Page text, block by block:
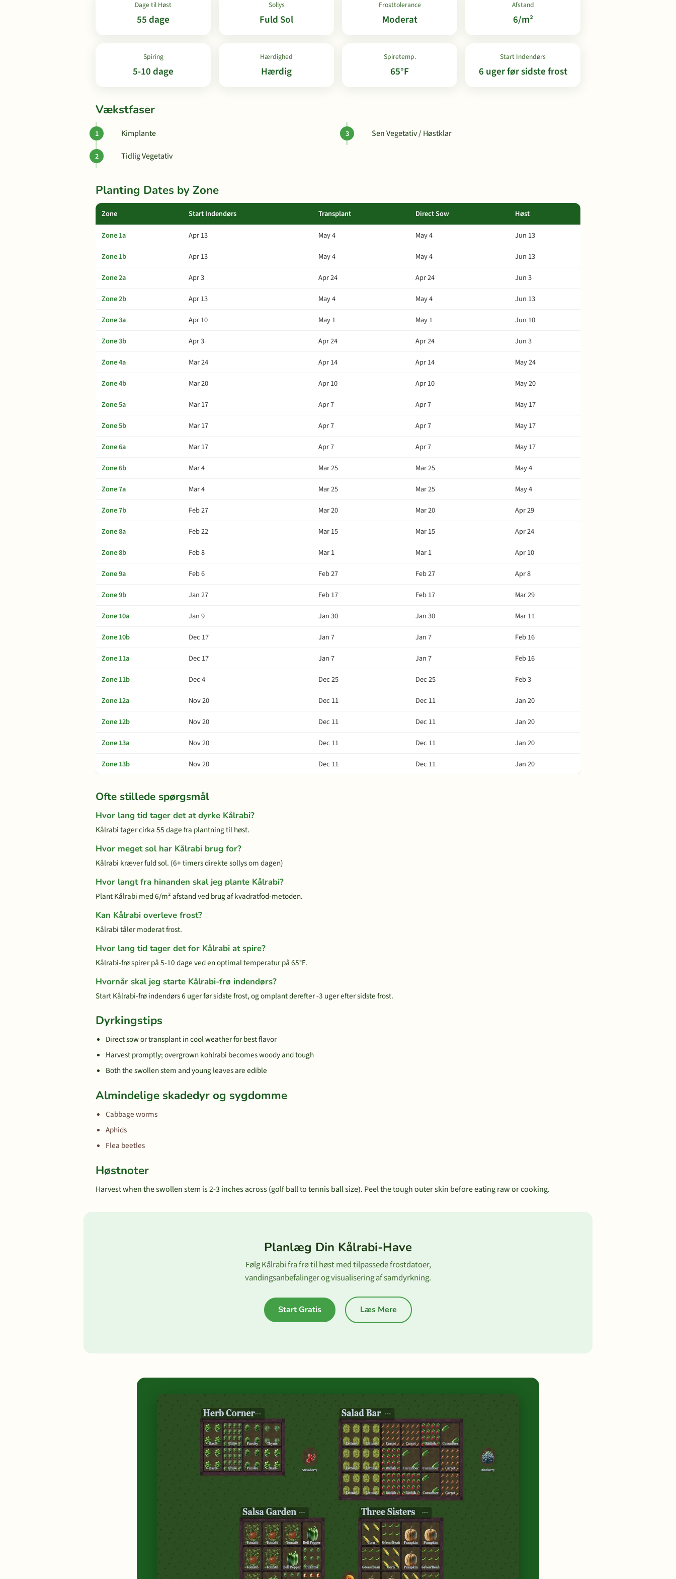
Dage til Høst
55 dage
Sollys
Fuld Sol
Frosttolerance
Moderat
Afstand
6/m²
Spiring
5-10 dage
Hærdighed
Hærdig
Spiretemp.
65°F
Start Indendørs
6 uger før sidste frost
Vækstfaser
Kimplante
Tidlig Vegetativ
Sen Vegetativ / Høstklar
Planting Dates by Zone
Zone Start Indendørs Transplant Direct Sow Høst
Zone 1a Apr 13 May 4 May 4
Jun 13
Zone 1b
Apr 13 May 4 May 4
Jun 13
Zone 2a
Apr 3 Apr 24 Apr 24
Jun 3
Zone 2b
Apr 13 May 4 May 4
Jun 13
Zone 3a
Apr 10 May 1 May 1
Jun 10
Zone 3b
Apr 3 Apr 24 Apr 24
Jun 3
Zone 4a
Mar 24 Apr 14 Apr 14
May 24
Zone 4b
Mar 20 Apr 10 Apr 10
May 20
Zone 5a
Mar 17 Apr 7 Apr 7
May 17
Zone 5b
Mar 17 Apr 7 Apr 7
May 17
Zone 6a
Mar 17 Apr 7 Apr 7
May 17
Zone 6b
Mar 4 Mar 25 Mar 25
May 4
Zone 7a
Mar 4 Mar 25 Mar 25
May 4
Zone 7b
Feb 27 Mar 20 Mar 20
Apr 29
Zone 8a
Feb 22 Mar 15 Mar 15
Apr 24
Zone 8b
Feb 8 Mar 1 Mar 1
Apr 10
Zone 9a
Feb 6 Feb 27 Feb 27
Apr 8
Zone 9b
Jan 27 Feb 17 Feb 17
Mar 29
Zone 10a
Jan 9 Jan 30 Jan 30
Mar 11
Zone 10b
Dec 17 Jan 7 Jan 7
Feb 16
Zone 11a
Dec 17 Jan 7 Jan 7
Feb 16
Zone 11b
Dec 4 Dec 25 Dec 25
Feb 3
Zone 12a
Nov 20 Dec 11 Dec 11
Jan 20
Zone 12b
Nov 20 Dec 11 Dec 11
Jan 20
Zone 13a
Nov 20 Dec 11 Dec 11
Jan 20
Zone 13b
Nov 20 Dec 11 Dec 11 Jan 20
Ofte stillede spørgsmål
Hvor lang tid tager det at dyrke Kålrabi?
Kålrabi tager cirka 55 dage fra plantning til høst.
Hvor meget sol har Kålrabi brug for?
Kålrabi kræver fuld sol. (6+ timers direkte sollys om dagen)
Hvor langt fra hinanden skal jeg plante Kålrabi?
Plant Kålrabi med 6/m² afstand ved brug af kvadratfod-metoden.
Kan Kålrabi overleve frost?
Kålrabi tåler moderat frost.
Hvor lang tid tager det for Kålrabi at spire?
Kålrabi-frø spirer på 5-10 dage ved en optimal temperatur på 65°F.
Hvornår skal jeg starte Kålrabi-frø indendørs?
Start Kålrabi-frø indendørs 6 uger før sidste frost, og omplant derefter -3 uger efter sidste frost.
Dyrkingstips
Direct sow or transplant in cool weather for best flavor
Harvest promptly; overgrown kohlrabi becomes woody and tough
Both the swollen stem and young leaves are edible
Almindelige skadedyr og sygdomme
Cabbage worms
Aphids
Flea beetles
Høstnoter
Harvest when the swollen stem is 2-3 inches across (golf ball to tennis ball size). Peel the tough outer skin before eating raw or cooking.
Planlæg Din Kålrabi-Have
Følg Kålrabi fra frø til høst med tilpassede frostdatoer,
vandingsanbefalinger og visualisering af samdyrkning.
Start Gratis Læs Mere